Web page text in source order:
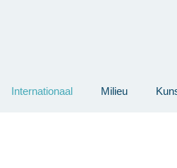
Internationaal Milieu